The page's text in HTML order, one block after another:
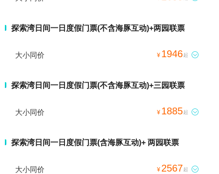
探索湾日间一日度假门票(不含海豚互动)+两园联票
大小同价 ¥ 1946起 
探索湾日间一日度假门票(不含海豚互动)+三园联票
大小同价 ¥ 1885起 
探索湾日间一日度假门票(含海豚互动)+ 两园联票
大小同价 ¥ 2567起 